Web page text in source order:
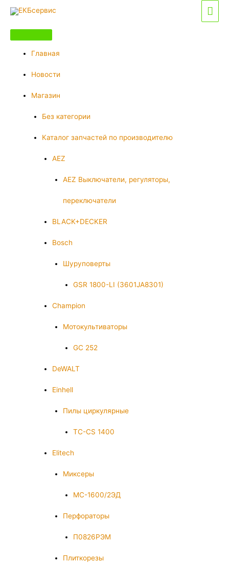
Перейти
содержимому
Главная
Новости
Магазин
Без категории
Каталог запчастей по производителю
AEZ
AEZ Выключатели, регуляторы,
переключатели
BLACK+DECKER
Bosch
Шуруповерты
GSR 1800-LI (3601JA8301)
Champion
Мотокультиваторы
GC 252
DeWALT
Einhell
Пилы циркулярные
TC-CS 1400
Elitech
Миксеры
МС-1600/2ЭД
Перфораторы
П0826РЭМ
Плиткорезы